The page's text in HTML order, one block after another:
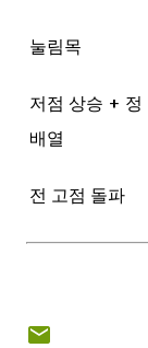
눌림목
저점 상승 + 정
배열
전 고점 돌파